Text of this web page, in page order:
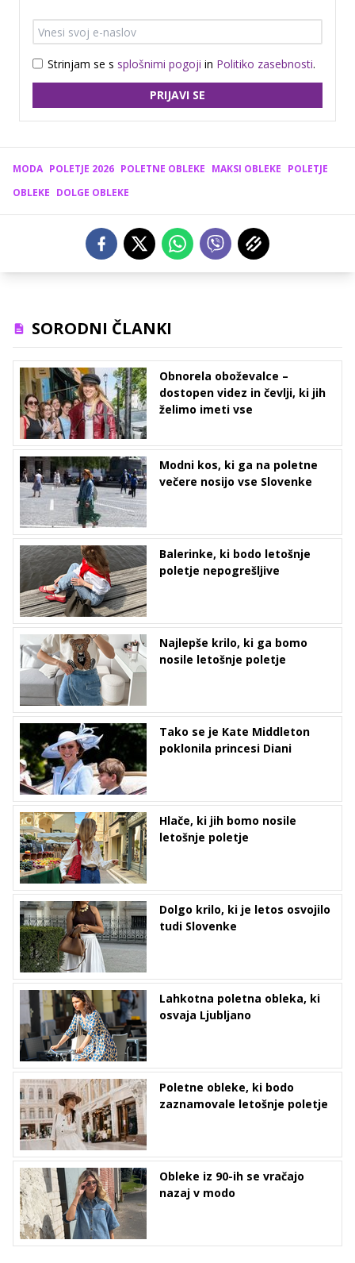
Strinjam se s splošnimi pogoji in Politiko zasebnosti.
PRIJAVI SE
MODA POLETJE 2026 POLETNE OBLEKE MAKSI OBLEKE POLETJE
OBLEKE DOLGE OBLEKE
SORODNI ČLANKI
Obnorela oboževalce –
dostopen videz in čevlji, ki jih
želimo imeti vse
Modni kos, ki ga na poletne
večere nosijo vse Slovenke
Balerinke, ki bodo letošnje
poletje nepogrešljive
Najlepše krilo, ki ga bomo
nosile letošnje poletje
Tako se je Kate Middleton
poklonila princesi Diani
Hlače, ki jih bomo nosile
letošnje poletje
Dolgo krilo, ki je letos osvojilo
tudi Slovenke
Lahkotna poletna obleka, ki
osvaja Ljubljano
Poletne obleke, ki bodo
zaznamovale letošnje poletje
Obleke iz 90-ih se vračajo
nazaj v modo